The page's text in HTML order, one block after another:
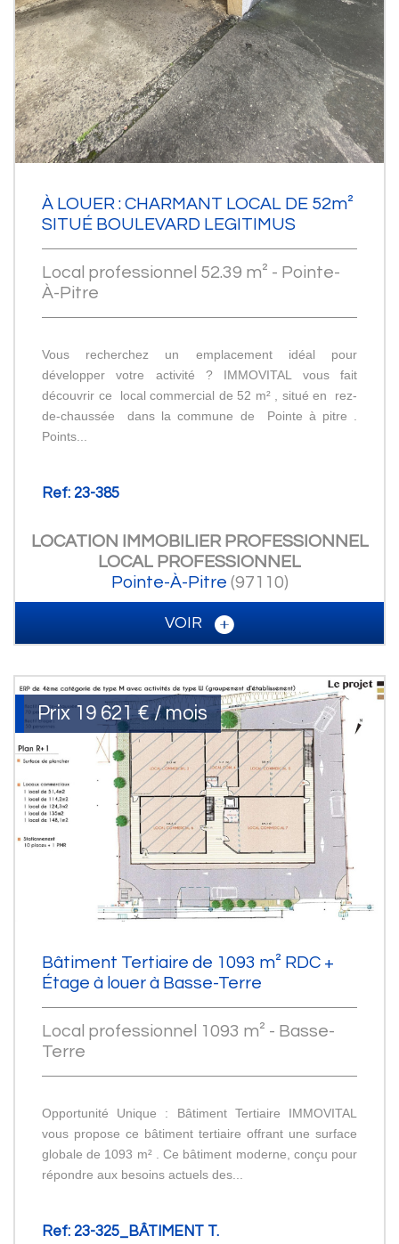
À LOUER : CHARMANT LOCAL DE 52m²
SITUÉ BOULEVARD LEGITIMUS
Local professionnel 52.39 m² - Pointe-
À-Pitre
Vous recherchez un emplacement idéal pour
développer votre activité ? IMMOVITAL vous fait
découvrir ce local commercial de 52 m² , situé en rez-
de-chaussée dans la commune de Pointe à pitre .
Points...
Ref: 23-385
LOCATION IMMOBILIER PROFESSIONNEL
LOCAL PROFESSIONNEL
Pointe-À-Pitre (97110)
VOIR
Prix19 621 € / mois
Bâtiment Tertiaire de 1093 m² RDC +
Étage à louer à Basse-Terre
Local professionnel 1093 m² - Basse-
Terre
Opportunité Unique : Bâtiment Tertiaire IMMOVITAL
vous propose ce bâtiment tertiaire offrant une surface
globale de 1093 m² . Ce bâtiment moderne, conçu pour
répondre aux besoins actuels des...
Ref: 23-325_BÂTIMENT T.